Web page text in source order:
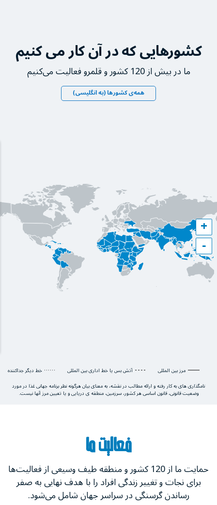
کشورهایی که در آن کار می کنیم
ما در بیش از 120 کشور و قلمرو فعالیت می‌کنیم
همه‌ی کشورها (به انگلیسی)
+
−
مرز بین المللی آتش بس یا خط اداری بین المللی
خط دیگر جداکننده
نامگذاری های به کار رفته و ارائه مطالب در نقشه، به معنای بیان هرگونه نظر برنامه جهانی غذا در مورد
وضعیت قانونی، قانون اساسی هر کشور، سرزمین، منطقه ی دریایی و یا تعیین مرز آنها نیست.
فعالیت ما
حمایت ما از 120 کشور و منطقه طیف وسیعی از فعالیت‌ها
برای نجات و تغییر زندگی‌ افراد را با هدف نهایی به صفر
رساندن گرسنگی در سراسر جهان شامل می‌شود.